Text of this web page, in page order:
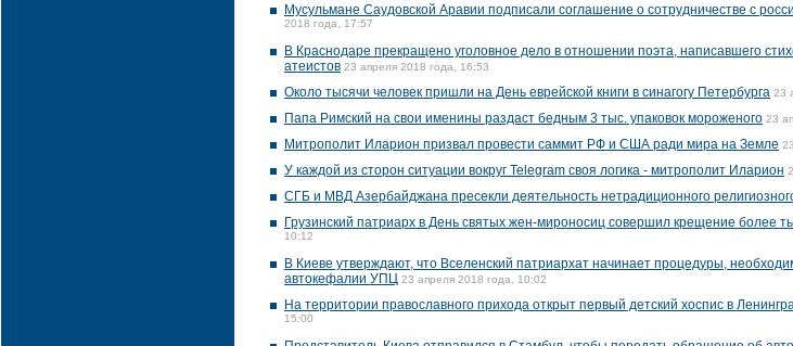
Мусульмане Саудовской Аравии подписали соглашение о сотрудничестве с
2018 года, 17:57
В Краснодаре прекращено уголовное дело в отношении поэта, написавшего
атеистов 23 апреля 2018 года, 16:53
Около тысячи человек пришли на День еврейской книги в синагогу Петербурга 23
Папа Римский на свои именины раздаст бедным 3 тыс. упаковок мороженого 23
Митрополит Иларион призвал провести саммит РФ и США ради мира на Земле
У каждой из сторон ситуации вокруг Telegram своя логика - митрополит Иларион
СГБ и МВД Азербайджана пресекли деятельность нетрадиционного
Грузинский патриарх в День святых жен-мироносиц совершил крещение более
10:12
В Киеве утверждают, что Вселенский патриархат начинает процедуры,
автокефалии УПЦ 23 апреля 2018 года, 10:02
На территории православного прихода открыт первый детский хоспис в
15:00